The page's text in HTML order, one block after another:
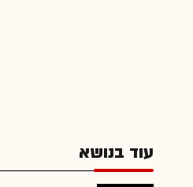
עוד בנושא